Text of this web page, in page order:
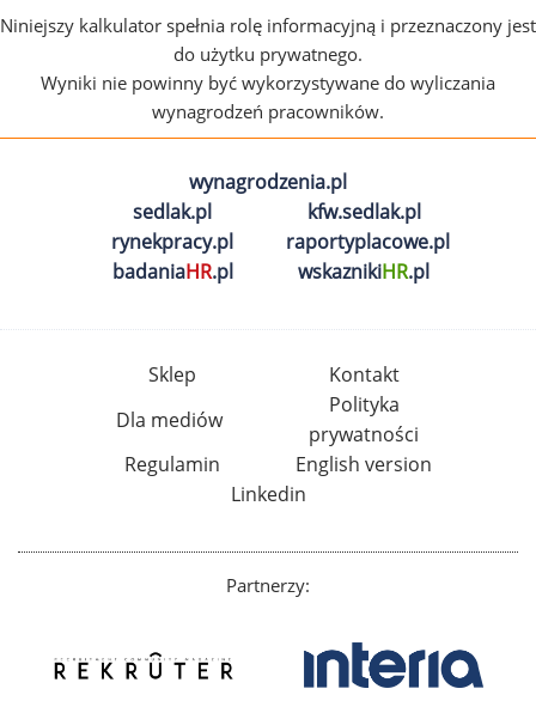
Niniejszy kalkulator spełnia rolę informacyjną i przeznaczony jest
do użytku prywatnego.
Wyniki nie powinny być wykorzystywane do wyliczania
wynagrodzeń pracowników.
wynagrodzenia.pl
sedlak.pl
kfw.sedlak.pl
rynekpracy.pl
raportyplacowe.pl
badaniaHR.pl wskaznikiHR.pl
Sklep
Kontakt
Dla mediów
Polityka
prywatności
Regulamin
English version
Linkedin
Partnerzy: